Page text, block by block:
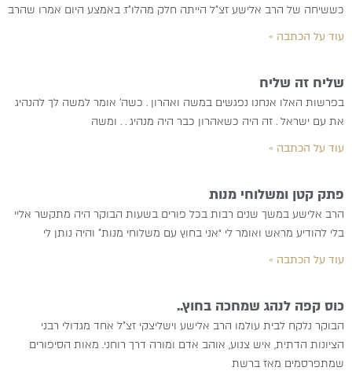
כששיחה של הרב אלישע זצ”ל הייתה חלק מהלו”ז. באמצע היום אמרו שהרב
עוד על הכתבה »
שליח זה שליח
בפרשות האלו אנחנו נפגשים במשה ואהרון . כשה’ אומר למשה לך להנהיג
את עם ישראל . זה היה כשאהרון כבר היה מנהיג . . ומשה
עוד על הכתבה »
פתק קטן ומשלוחי מנות
הרב אלישע במשך שנים רבות בכל פורים בשעות הבוקר היה מתקשר אליי
בלי להודיע מראש ואומר לי “אני בחוץ עם משלוחי מנות” והיה נותן לי
עוד על הכתבה »
כוס קפה לנהג שמחכה בחוץ..
הבוקר נלקח לבית עולמו הרב אלישע וישליצקי זצ”ל אחד מגדולי רבני
הציונות הדתית, איש צנוע, אוהב אדם ומורה דרך רוחני. מאות הסיפורים
שמתפרסמים מאז ברשת